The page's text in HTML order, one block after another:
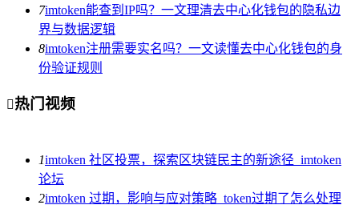
7imtoken能查到IP吗？一文理清去中心化钱包的隐私边
界与数据逻辑
8imtoken注册需要实名吗？一文读懂去中心化钱包的身
份验证规则
热门视频
1imtoken 社区投票，探索区块链民主的新途径_imtoken
论坛
2imtoken 过期，影响与应对策略_token过期了怎么处理